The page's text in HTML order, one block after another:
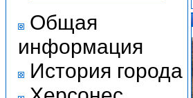
Общая
информация
История города